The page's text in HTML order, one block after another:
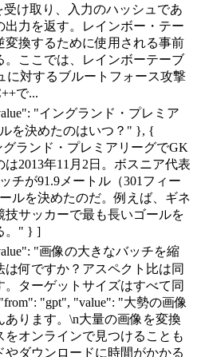
け取り、入力のハッシュであ
出力を返す。レインボー・テー
変換するために使用される事前
ここでは、レインボーテーブ
に対するブルートフォース攻撃
で...
"イングランド・プレミア
を決めたのはいつ？" }, {
ランド・プレミアリーグでGK
2013年11月2日。ボスニア代表
チが91.9メートル（301フィー
ルを決めたのだ。例えば、ギネ
技サッカーで最も長いゴールを
。" } ]
"画像の大きなバッチを縮
何ですか？アスペクト比は同
。ターゲットサイズはすべて同
"gpt", "value": "大勢の画像
ります。\n大量の画像を変換
をオンラインで見つけることも
ダウンロードに時間がかかる